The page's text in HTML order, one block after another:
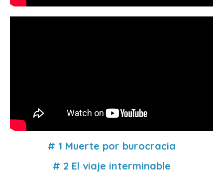
# 1 Muerte por burocracia
# 2 El viaje interminable